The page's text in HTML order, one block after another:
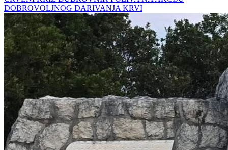
DOBROVOLJNOG DARIVANJA KRVI